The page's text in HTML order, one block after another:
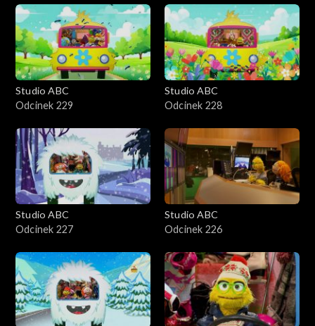
Studio ABC
Odcinek 229
Studio ABC
Odcinek 228
Studio ABC
Odcinek 227
Studio ABC
Odcinek 226